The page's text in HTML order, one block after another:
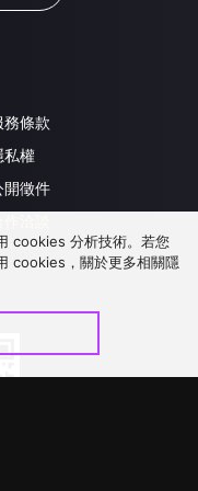
務條款
私權
開徵件
cookies 分析技術。若您
cookies，關於更多相關隱